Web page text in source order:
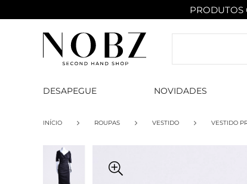
DESAPEGUE NOVIDADES
INÍCIO ROUPAS VESTIDO VESTIDO